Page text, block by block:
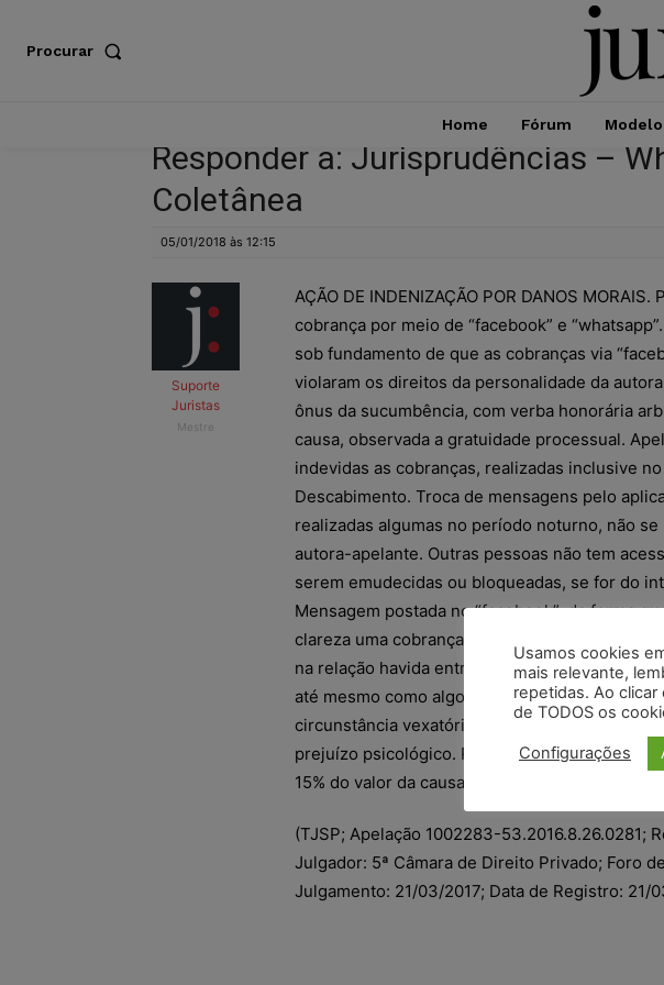
Procurar
Home Fórum
Responder a: Jurisprudências –
Coletânea
05/01/2018 às 12:15
Suporte
Juristas
Mestre
AÇÃO DE INDENIZAÇÃO POR DANOS
cobrança por meio de “facebook” e
sob fundamento de que as cobranças via
violaram os direitos da personalidade da
ônus da sucumbência, com verba honorária
causa, observada a gratuidade processual.
indevidas as cobranças, realizadas inclusive
Descabimento. Troca de mensagens pelo
realizadas algumas no período noturno, não
autora-apelante. Outras pessoas não tem
serem emudecidas ou bloqueadas, se for do
Mensagem postada no “facebook”, da forma
clareza uma cobrança, a não ser para a
na relação havida entre as partes. Para
até mesmo como algo a lhe ser pago, a título
circunstância vexatória ou fato extraordinário
prejuízo psicológico. Recurso improvido.
15% do valor da causa (§ 11º do art. 85 do CPC/
(TJSP; Apelação 1002283-53.2016.8.26.0281;
Julgador: 5ª Câmara de Direito Privado; Foro
Julgamento: 21/03/2017; Data de Registro: 21/
Usamos cookies
mais relevante,
repetidas. Ao clicar
de TODOS os
Configurações